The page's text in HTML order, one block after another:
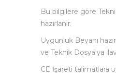
Bu bilgilere göre
hazırlanır.
Uygunluk Beyanı
ve Teknik Dosya'ya
CE İşareti talimatlara